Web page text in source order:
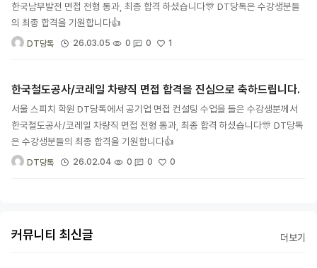
한국남부발전 면접 전형 통과, 최종 합격 하셨습니다🎊 DT당톡은 수강생분들
의 최종 합격을 기원합니다👍
DT당톡 26.03.05 0 0 1
한국철도공사/코레일 차량직 면접 합격을 진심으로 축하드립니다.
서울 스피치 학원 DT당톡에서 공기업 면접 컨설팅 수업을 들은 수강생분께서
한국철도공사/코레일 차량직 면접 전형 통과, 최종 합격 하셨습니다🎊 DT당톡
은 수강생분들의 최종 합격을 기원합니다👍
DT당톡 26.02.04 0 0 0
커뮤니티 최신글 더보기